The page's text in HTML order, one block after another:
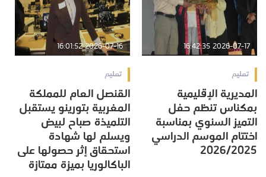
2026-07-17 16:42:35
تعليم
المديرية الإقليمية
بمكناس تنظم حفل
التميز السنوي بمناسبة
اختتام الموسم الدراسي
2026/2025
2026-07-16 16:01:52
تعليم
القنصل العام للمملكة
المغربية بتورينو يستقبل
التلميذة صباح لبيض
ويسلم لها شهادة
استحقاق إثر حصولها على
الباكالوريا بميزة ممتازة